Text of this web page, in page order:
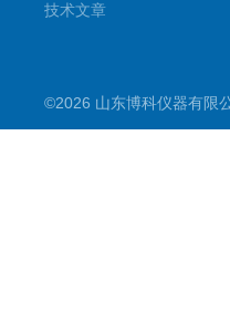
技术文章
©2026 山东博科仪器有限